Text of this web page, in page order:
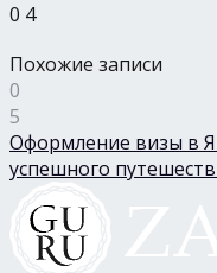
0 4
Похожие записи
0
5
Оформление визы в
успешного